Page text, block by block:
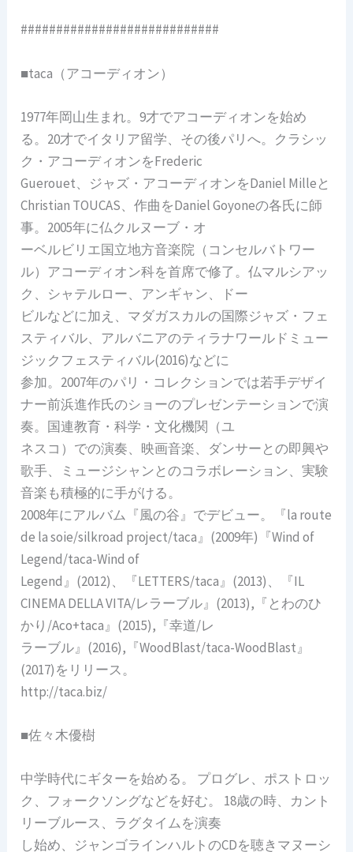
############################
■taca（アコーディオン）
1977年岡山生まれ。9才でアコーディオンを始め
る。20才でイタリア留学、その後パリへ。クラシッ
ク・アコーディオンをFrederic
Guerouet、ジャズ・アコーディオンをDaniel Milleと
Christian TOUCAS、作曲をDaniel Goyoneの各氏に師
事。2005年に仏クルヌーブ・オ
ーベルビリエ国立地方音楽院（コンセルバトワー
ル）アコーディオン科を首席で修了。仏マルシアッ
ク、シャテルロー、アンギャン、ドー
ビルなどに加え、マダガスカルの国際ジャズ・フェ
スティバル、アルバニアのティラナワールドミュー
ジックフェスティバル(2016)などに
参加。2007年のパリ・コレクションでは若手デザイ
ナー前浜進作氏のショーのプレゼンテーションで演
奏。国連教育・科学・文化機関（ユ
ネスコ）での演奏、映画音楽、ダンサーとの即興や
歌手、ミュージシャンとのコラボレーション、実験
音楽も積極的に手がける。
2008年にアルバム『風の谷』でデビュー。『la route
de la soie/silkroad project/taca』(2009年)『Wind of
Legend/taca-Wind of
Legend』(2012)、『LETTERS/taca』(2013)、『IL
CINEMA DELLA VITA/レラーブル』(2013),『とわのひ
かり/Aco+taca』(2015),『幸道/レ
ラーブル』(2016),『WoodBlast/taca-WoodBlast』
(2017)をリリース。
http://taca.biz/
■佐々木優樹
中学時代にギターを始める。 プログレ、ポストロッ
ク、フォークソングなどを好む。 18歳の時、カント
リーブルース、ラグタイムを演奏
し始め、ジャンゴラインハルトのCDを聴きマヌーシ